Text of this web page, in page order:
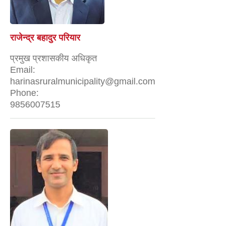
राजेन्द्र बहादुर परियार
प्रमुख प्रशासकीय अधिकृत
Email:
harinasruralmunicipality@gmail.com
Phone:
9856007515